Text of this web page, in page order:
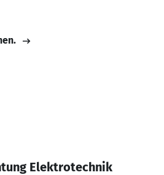
Elektrotechnik